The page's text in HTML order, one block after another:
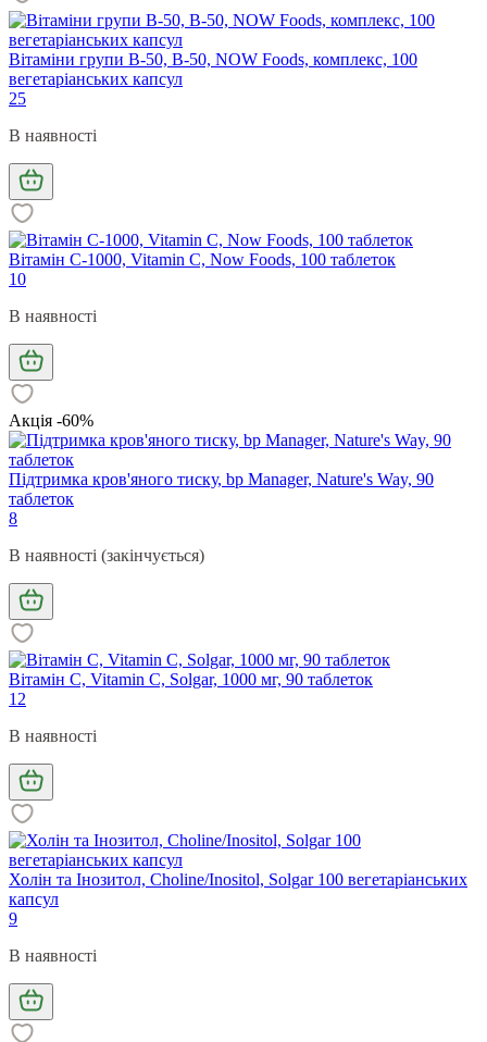
Вітаміни групи В-50, B-50, NOW Foods, комплекс, 100
вегетаріанських капсул
25
В наявності
Вітамін С-1000, Vitamin C, Now Foods, 100 таблеток
10
В наявності
Акція -60%
Підтримка кров'яного тиску, bp Manager, Nature's Way, 90
таблеток
8
В наявності (закінчується)
Вітамін С, Vitamin C, Solgar, 1000 мг, 90 таблеток
12
В наявності
Холін та Інозитол, Choline/Inositol, Solgar 100 вегетаріанських
капсул
9
В наявності